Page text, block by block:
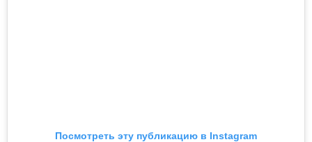
Посмотреть эту публикацию в Instagram